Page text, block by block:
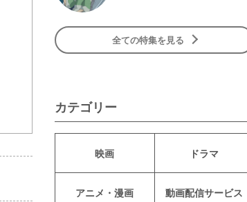
全ての特集を見る
カテゴリー
映画 ドラマ
アニメ・漫画 動画配信サービス